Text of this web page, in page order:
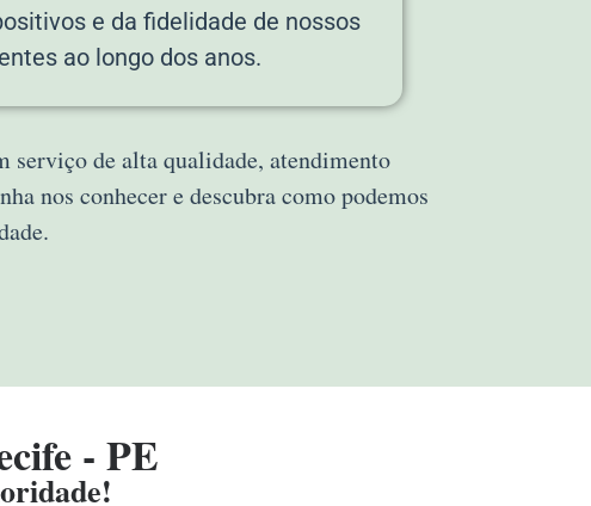
e da fidelidade de nossos
ao longo dos anos.
de alta qualidade, atendimento
nos conhecer e descubra como podemos
- PE